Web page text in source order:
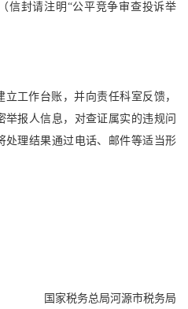
信封请注明“公平竞争审查投诉举
工作台账，并向责任科室反馈，
举报人信息，对查证属实的违规问
处理结果通过电话、邮件等适当形
国家税务总局河源市税务局